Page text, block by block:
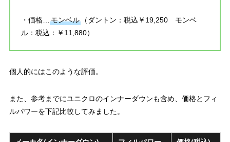
・価格… モンベル（ダントン：税込￥19,250 モンベ
ル：税込：￥11,880）
個人的にはこのような評価。
また、参考までにユニクロのインナーダウンも含め、価格とフィ
ルパワーを下記比較してみました。